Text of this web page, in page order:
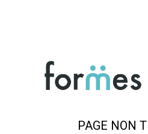
PAGE NON